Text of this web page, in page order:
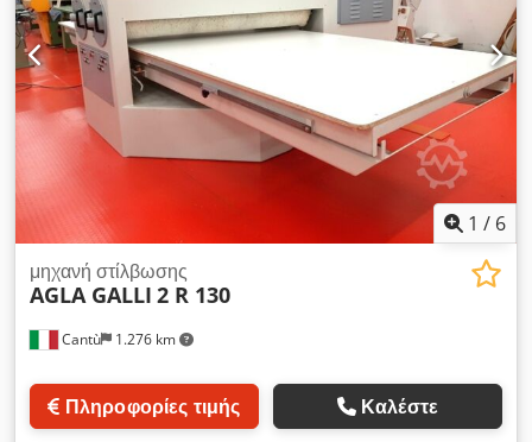
3600 x 2180 x 1650 (ύψος) Βάρος: 1700 kg Codezh Eacjpfx
Ah Ujrf
1 / 6
Cantù 1.276 km
μηχανή στίλβωσης
AGLA GALLI 2 R 130
Πληροφορίες τιμής Καλέστε